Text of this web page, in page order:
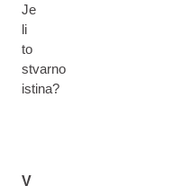
Je
li
to
stvarno
istina?
V